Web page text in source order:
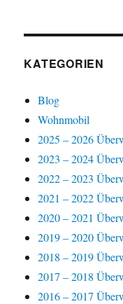
KATEGORIEN
Blog
Wohnmobil
2025 – 2026
2023 – 2024
2022 – 2023
2021 – 2022
2020 – 2021
2019 – 2020
2018 – 2019
2017 – 2018
2016 – 2017